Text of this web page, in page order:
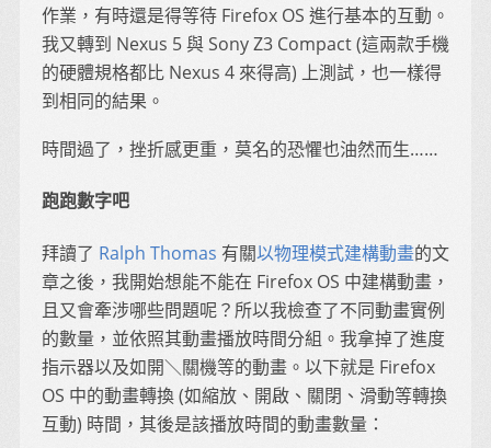
作業，有時還是得等待 Firefox OS 進行基本的互動。
我又轉到 Nexus 5 與 Sony Z3 Compact (這兩款手機
的硬體規格都比 Nexus 4 來得高) 上測試，也一樣得
到相同的結果。
時間過了，挫折感更重，莫名的恐懼也油然而生……
跑跑數字吧
拜讀了 Ralph Thomas 有關以物理模式建構動畫的文
章之後，我開始想能不能在 Firefox OS 中建構動畫，
且又會牽涉哪些問題呢？所以我檢查了不同動畫實例
的數量，並依照其動畫播放時間分組。我拿掉了進度
指示器以及如開＼關機等的動畫。以下就是 Firefox
OS 中的動畫轉換 (如縮放、開啟、關閉、滑動等轉換
互動) 時間，其後是該播放時間的動畫數量：